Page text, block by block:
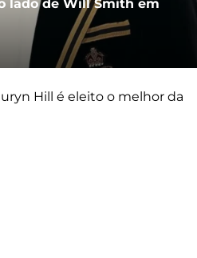
lado de Will Smith em